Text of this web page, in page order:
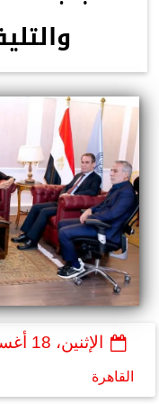
الإثنين، 18 أغسطس 2025
القاهرة